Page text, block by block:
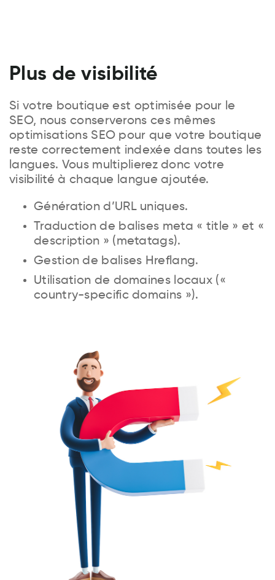
Plus de visibilité
Si votre boutique est optimisée pour le
SEO, nous conserverons ces mêmes
optimisations SEO pour que votre boutique
reste correctement indexée dans toutes les
langues. Vous multiplierez donc votre
visibilité à chaque langue ajoutée.
Génération d’URL uniques.
Traduction de balises meta « title » et «
description » (metatags).
Gestion de balises Hreflang.
Utilisation de domaines locaux («
country-specific domains »).